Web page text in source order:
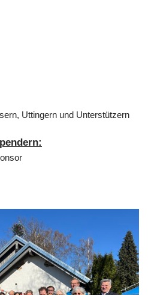
Uttingern und Unterstützern